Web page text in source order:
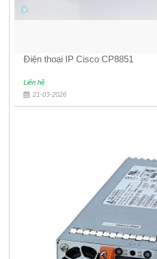
Điện thoại IP Cisco CP8851
Liên hệ
21-03-2026